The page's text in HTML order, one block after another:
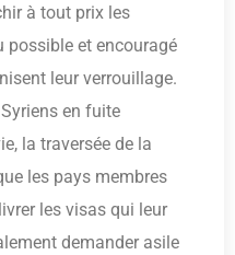
à tout prix les
possible et encouragé
leur verrouillage.
en fuite
la traversée de la
les pays membres
les visas qui leur
demander asile